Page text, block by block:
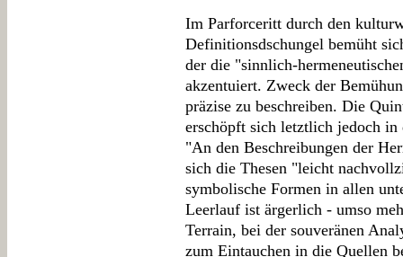
Im Parforceritt durch den
Definitionsdschungel bemüht
der die "sinnlich-
akzentuiert. Zweck der
präzise zu beschreiben. Die
erschöpft sich letztlich jedoch
"An den Beschreibungen der
sich die Thesen "leicht
symbolische Formen in allen
Leerlauf ist ärgerlich - umso
Terrain, bei der souveränen
zum Eintauchen in die Quellen